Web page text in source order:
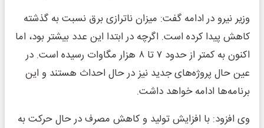
وزیر نیرو در ادامه گفت: میزان ناترازی برق نسبت به گذشته
کاهش پیدا کرده است. اگرچه در ابتدا این عدد بیشتر بود، اما
اکنون به کمتر از حدود ۷ تا ۸ هزار مگاوات رسیده است. در
عین حال پروژه‌های جدید نیز در حال احداث هستند و این
برنامه‌ها ادامه خواهد داشت.
وی افزود: با افزایش تولید و کاهش مصرف در حال حرکت به